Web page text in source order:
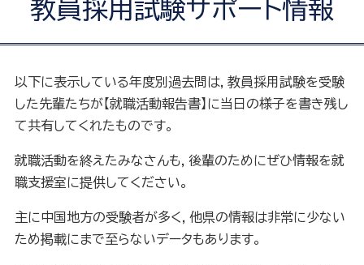
教員採用試験サポート情報
以下に表示している年度別過去問は，教員採用試験を受験
した先輩たちが【就職活動報告書】に当日の様子を書き残し
て共有してくれたものです。
就職活動を終えたみなさんも，後輩のためにぜひ情報を就
職支援室に提供してください。
主に中国地方の受験者が多く，他県の情報は非常に少ない
ため掲載にまで至らないデータもあります。